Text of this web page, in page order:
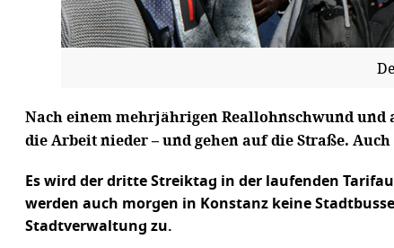
Nach einem mehrjährigen Reallohnschwund und
die Arbeit nieder – und gehen auf die Straße.
Es wird der dritte Streiktag in der laufenden
werden auch morgen in Konstanz keine
Stadtverwaltung zu.